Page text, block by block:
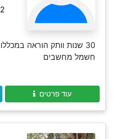
2 משובים
30 שנות וותק הוראה
חשמל מחשבים
עוד פרטים